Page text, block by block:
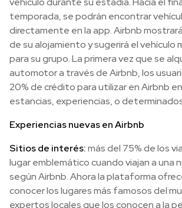
temporada, se podrán encontrar
directamente en la app. Airbnb
de su alojamiento y sugerirá el vehículo
para su grupo. La primera vez que se
automotor a través de Airbnb, los
20% de crédito para utilizar en Airbnb
estancias, experiencias, o
Experiencias nuevas en Airbnb
Sitios de interés:más del 75% de los
lugar emblemático cuando viajan a una
según Airbnb. Ahora la plataforma
conocer los lugares más famosos del
expertos locales que los conocen a la